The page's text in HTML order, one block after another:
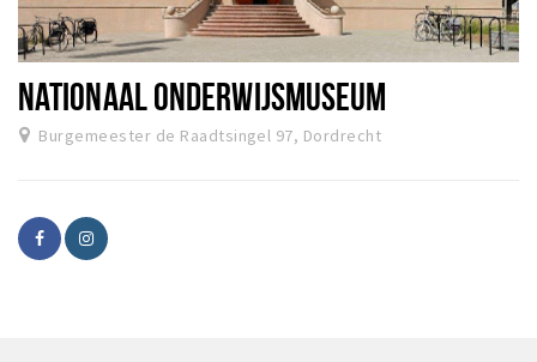
NATIONAAL ONDERWIJSMUSEUM
Burgemeester de Raadtsingel 97, Dordrecht